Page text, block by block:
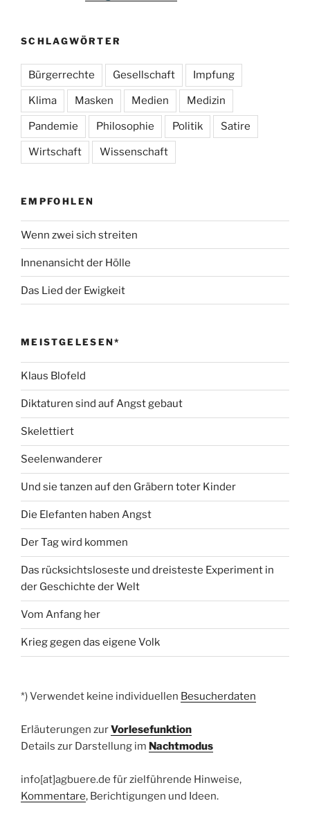
SCHLAGWÖRTER
Bürgerrechte Gesellschaft Impfung
Klima Masken Medien Medizin
Pandemie Philosophie Politik Satire
Wirtschaft Wissenschaft
EMPFOHLEN
Wenn zwei sich streiten
Innenansicht der Hölle
Das Lied der Ewigkeit
MEISTGELESEN*
Klaus Blofeld
Diktaturen sind auf Angst gebaut
Skelettiert
Seelenwanderer
Und sie tanzen auf den Gräbern toter Kinder
Die Elefanten haben Angst
Der Tag wird kommen
Das rücksichtsloseste und dreisteste Experiment in
der Geschichte der Welt
Vom Anfang her
Krieg gegen das eigene Volk
*) Verwendet keine individuellen Besucherdaten
Erläuterungen zurVorlesefunktion
Details zur Darstellung im Nachtmodus
info[at]agbuere.de für zielführende Hinweise,
Kommentare, Berichtigungen und Ideen.